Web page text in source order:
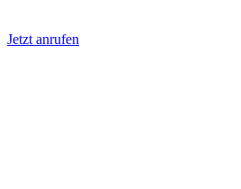
Jetzt anrufen